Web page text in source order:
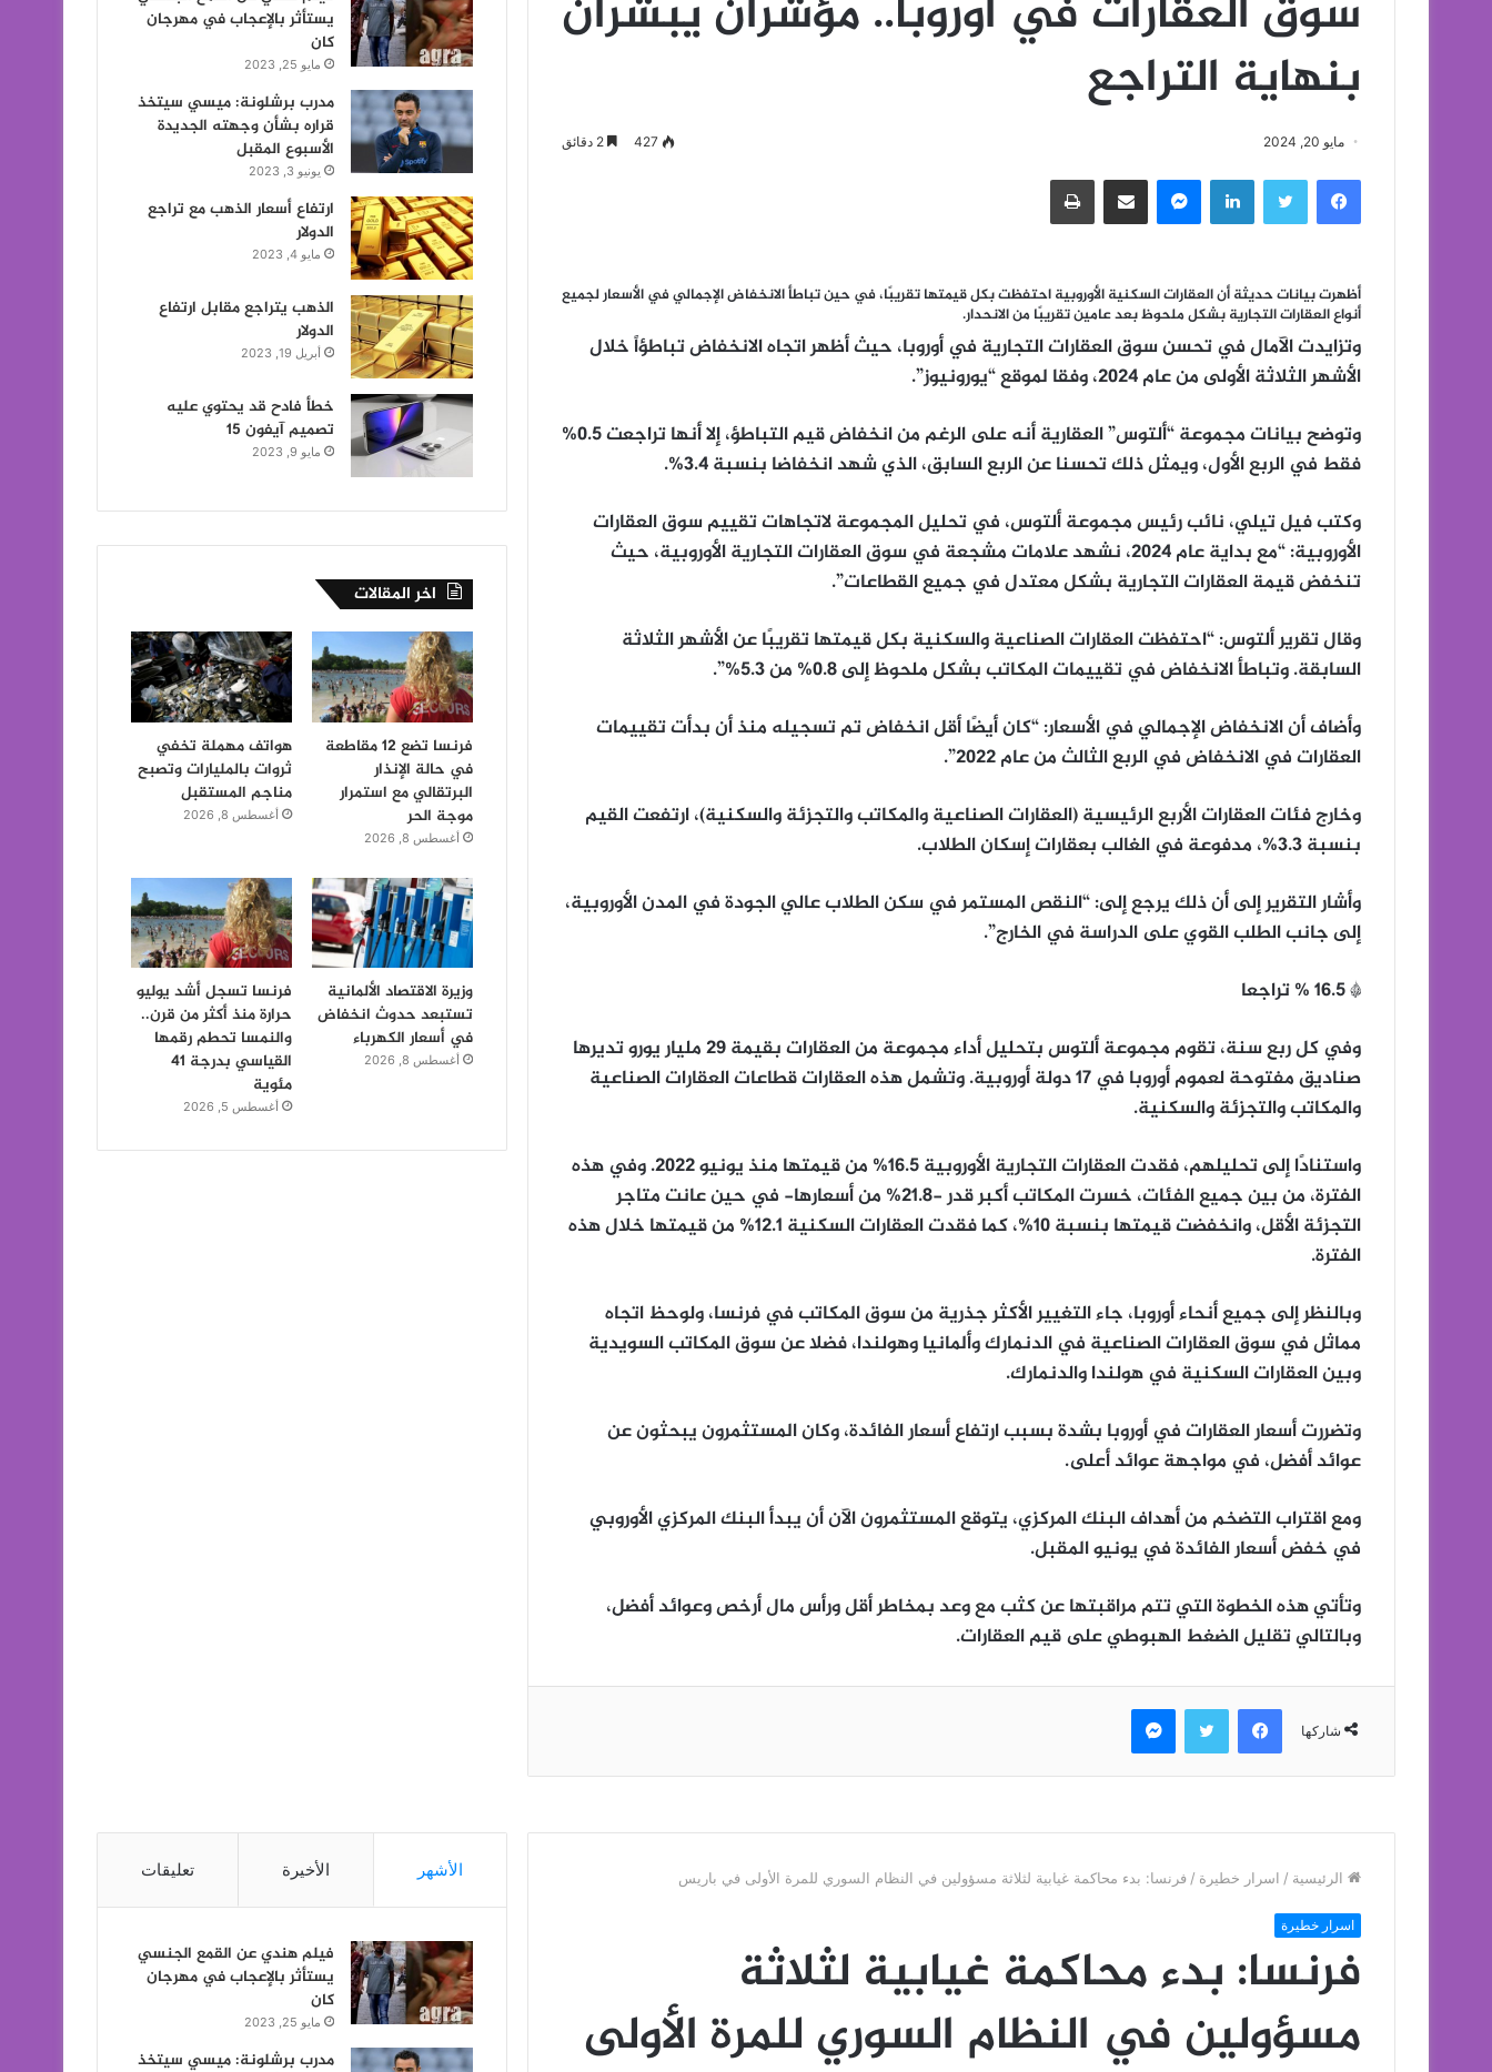
سوق العقارات في أوروبا.. مؤشران يبشران
بنهاية التراجع
مايو 20, 2024 427
فيسبوك تويتر لينكدإن ماسنجر مشاركة عبر البريد طباعة
أظهرت بيانات حديثة أن العقارات السكنية الأوروبية احتفظت بكل قيمتها تقريبًا، في حين تباطأ الانخفاض الإجمالي في الأسعار لجميع
أنواع العقارات التجارية بشكل ملحوظ بعد عامين تقريبًا من الانحدار.
وتزايدت الآمال في تحسن سوق العقارات التجارية في أوروبا، حيث أظهر اتجاه الانخفاض تباطؤاً خلال
الأشهر الثلاثة الأولى من عام 2024، وفقا لموقع “يورونيوز”.
وتوضح بيانات مجموعة “ألتوس” العقارية أنه على الرغم من انخفاض قيم التباطؤ، إلا أنها تراجعت 0.5%
فقط في الربع الأول، ويمثل ذلك تحسنا عن الربع السابق، الذي شهد انخفاضا بنسبة 3.4%.
وكتب فيل تيلي، نائب رئيس مجموعة ألتوس، في تحليل المجموعة لاتجاهات تقييم سوق العقارات
الأوروبية: “مع بداية عام 2024، نشهد علامات مشجعة في سوق العقارات التجارية الأوروبية، حيث
تنخفض قيمة العقارات التجارية بشكل معتدل في جميع القطاعات”.
وقال تقرير ألتوس: “احتفظت العقارات الصناعية والسكنية بكل قيمتها تقريبًا عن الأشهر الثلاثة
السابقة. وتباطأ الانخفاض في تقييمات المكاتب بشكل ملحوظ إلى 0.8% من 5.3%”.
وأضاف أن الانخفاض الإجمالي في الأسعار: “كان أيضًا أقل انخفاض تم تسجيله منذ أن بدأت تقييمات
العقارات في الانخفاض في الربع الثالث من عام 2022”.
وخارج فئات العقارات الأربع الرئيسية (العقارات الصناعية والمكاتب والتجزئة والسكنية)، ارتفعت القيم
بنسبة 3.3%، مدفوعة في الغالب بعقارات إسكان الطلاب.
وأشار التقرير إلى أن ذلك يرجع إلى: “النقص المستمر في سكن الطلاب عالي الجودة في المدن الأوروبية،
إلى جانب الطلب القوي على الدراسة في الخارج”.
* 16.5 % تراجعا
وفي كل ربع سنة، تقوم مجموعة ألتوس بتحليل أداء مجموعة من العقارات بقيمة 29 مليار يورو تديرها
صناديق مفتوحة لعموم أوروبا في 17 دولة أوروبية. وتشمل هذه العقارات قطاعات العقارات الصناعية
والمكاتب والتجزئة والسكنية.
واستنادًا إلى تحليلهم، فقدت العقارات التجارية الأوروبية 16.5% من قيمتها منذ يونيو 2022. وفي هذه
الفترة، من بين جميع الفئات، خسرت المكاتب أكبر قدر -21.8% من أسعارها- في حين عانت متاجر
التجزئة الأقل، وانخفضت قيمتها بنسبة 10%، كما فقدت العقارات السكنية 12.1% من قيمتها خلال هذه
الفترة.
وبالنظر إلى جميع أنحاء أوروبا، جاء التغيير الأكثر جذرية من سوق المكاتب في فرنسا، ولوحظ اتجاه
مماثل في سوق العقارات الصناعية في الدنمارك وألمانيا وهولندا، فضلا عن سوق المكاتب السويدية
وبين العقارات السكنية في هولندا والدنمارك.
وتضررت أسعار العقارات في أوروبا بشدة بسبب ارتفاع أسعار الفائدة، وكان المستثمرون يبحثون عن
عوائد أفضل، في مواجهة عوائد أعلى.
ومع اقتراب التضخم من أهداف البنك المركزي، يتوقع المستثمرون الآن أن يبدأ البنك المركزي الأوروبي
في خفض أسعار الفائدة في يونيو المقبل.
وتأتي هذه الخطوة التي تتم مراقبتها عن كثب مع وعد بمخاطر أقل ورأس مال أرخص وعوائد أفضل،
وبالتالي تقليل الضغط الهبوطي على قيم العقارات.
شاركها
فيسبوك تويتر ماسنجر
يستأثر بالإعجاب في مهرجان
كان
مايو 25, 2023
مدرب برشلونة: ميسي سيتخذ
قراره بشأن وجهته الجديدة
الأسبوع المقبل
يونيو 3, 2023
ارتفاع أسعار الذهب مع تراجع
الدولار
مايو 4, 2023
الذهب يتراجع مقابل ارتفاع
الدولار
أبريل 19, 2023
خطأ فادح قد يحتوي عليه
تصميم آيفون 15
مايو 9, 2023
اخر المقالات
فرنسا تضع 12 مقاطعة
في حالة الإنذار
البرتقالي مع استمرار
موجة الحر
أغسطس 8, 2026
هواتف مهملة تخفي
ثروات بالمليارات وتصبح
مناجم المستقبل
أغسطس 8, 2026
وزيرة الاقتصاد الألمانية
تستبعد حدوث انخفاض
في أسعار الكهرباء
أغسطس 8, 2026
فرنسا تسجل أشد يوليو
حرارة منذ أكثر من قرن..
والنمسا تحطم رقمها
القياسي بدرجة 41
مئوية
أغسطس 5, 2026